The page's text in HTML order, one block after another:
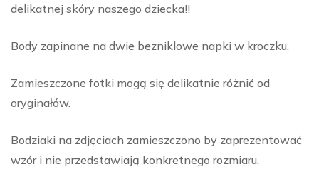
delikatnej skóry naszego dziecka!!
Body zapinane na dwie bezniklowe napki w kroczku.
Zamieszczone fotki mogą się delikatnie różnić od
oryginałów.
Bodziaki na zdjęciach zamieszczono by zaprezentować
wzór i nie przedstawiają konkretnego rozmiaru.